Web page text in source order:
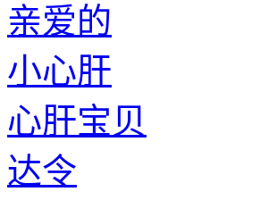
亲爱的
小心肝
心肝宝贝
达令